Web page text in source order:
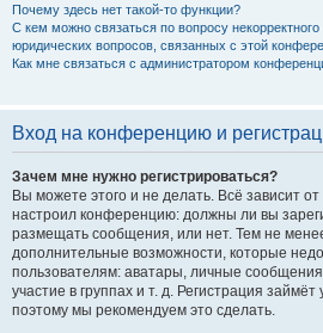
Почему здесь нет такой-то функции?
С кем можно связаться по вопросу
юридических вопросов, связанных с этой
Как мне связаться с администратором
Вход на конференцию и
Зачем мне нужно регистрироваться?
Вы можете этого и не делать. Всё зависит
настроил конференцию: должны ли вы
размещать сообщения, или нет. Тем не
дополнительные возможности, которые
пользователям: аватары, личные
участие в группах и т. д. Регистрация займёт
поэтому мы рекомендуем это сделать.